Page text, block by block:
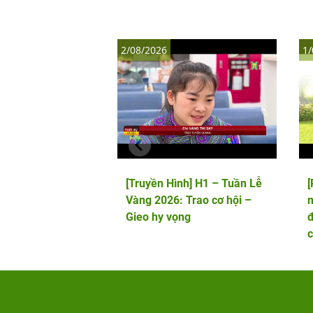
[Truyền Hình] H1 – Tuần Lễ
Vàng 2026: Trao cơ hội –
Gieo hy vọng
2/08/2026